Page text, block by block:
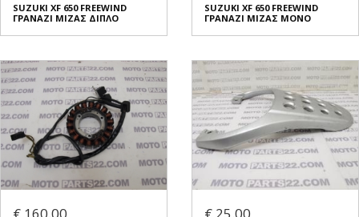
SUZUKI XF 650 FREEWIND
ΓΡΑΝΑΖΙ ΜΙΖΑΣ ΔΙΠΛΟ
SUZUKI XF 650 FREEWIND
ΓΡΑΝΑΖΙ ΜΙΖΑΣ ΜΟΝΟ
€ 160.00 € 25.00